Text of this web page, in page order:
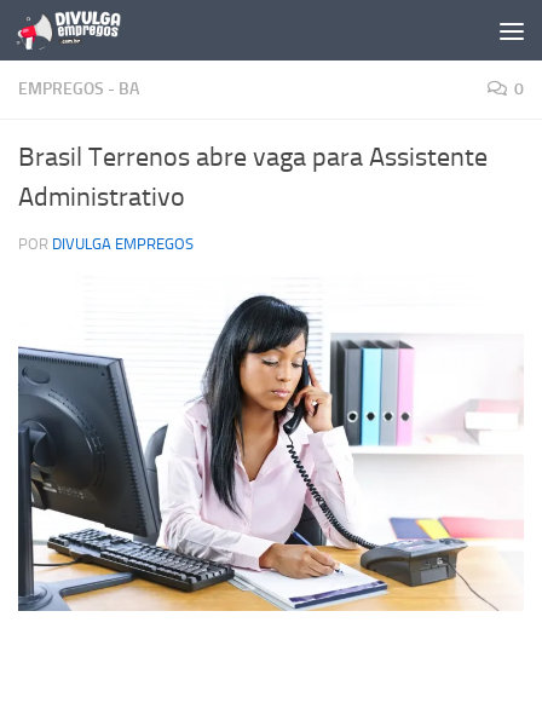
Skip to content
EMPREGOS - BA 0
Brasil Terrenos abre vaga para Assistente
Administrativo
POR DIVULGA EMPREGOS